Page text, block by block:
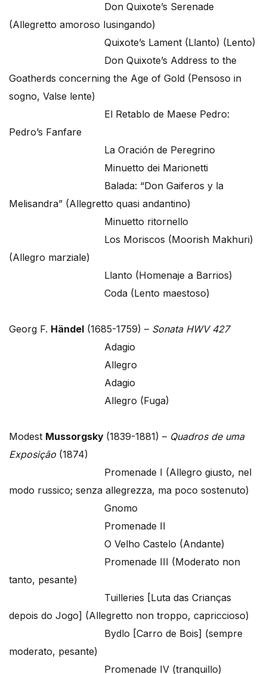
Don Quixote’s Serenade
(Allegretto amoroso lusingando)
Quixote’s Lament (Llanto) (Lento)
Don Quixote’s Address to the
Goatherds concerning the Age of Gold (Pensoso in
sogno, Valse lente)
El Retablo de Maese Pedro:
Pedro’s Fanfare
La Oración de Peregrino
Minuetto dei Marionetti
Balada: “Don Gaiferos y la
Melisandra” (Allegretto quasi andantino)
Minuetto ritornello
Los Moriscos (Moorish Makhuri)
(Allegro marziale)
Llanto (Homenaje a Barrios)
Coda (Lento maestoso)
Georg F. Händel (1685-1759) – Sonata HWV 427
Adagio
Allegro
Adagio
Allegro (Fuga)
Modest Mussorgsky (1839-1881) – Quadros de uma
Exposição (1874)
Promenade I (Allegro giusto, nel
modo russico; senza allegrezza, ma poco sostenuto)
Gnomo
Promenade II
O Velho Castelo (Andante)
Promenade III (Moderato non
tanto, pesante)
Tuilleries [Luta das Crianças
depois do Jogo] (Allegretto non troppo, capriccioso)
Bydlo [Carro de Bois] (sempre
moderato, pesante)
Promenade IV (tranquillo)